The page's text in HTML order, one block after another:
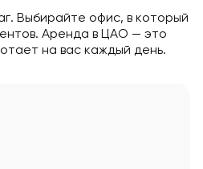
Выбирайте офис, в который
Аренда в ЦАО — это
на вас каждый день.